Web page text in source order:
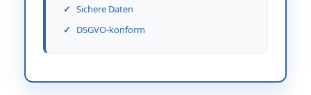
Sichere Daten
DSGVO-konform